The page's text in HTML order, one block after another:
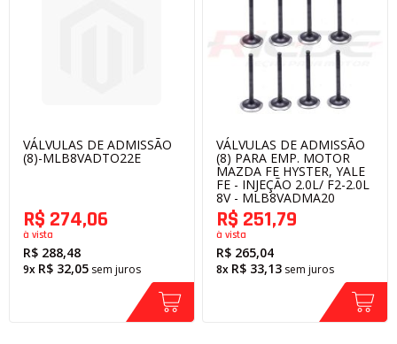
VÁLVULAS DE ADMISSÃO
(8)-MLB8VADTO22E
R$ 288,48
R$ 274,06
à vista
9x R$ 32,05 sem juros
VÁLVULAS DE ADMISSÃO
(8) PARA EMP. MOTOR
MAZDA FE HYSTER, YALE
FE - INJEÇÃO 2.0L/ F2-2.0L
8V - MLB8VADMA20
R$ 265,04
R$ 251,79
à vista
8x R$ 33,13 sem juros